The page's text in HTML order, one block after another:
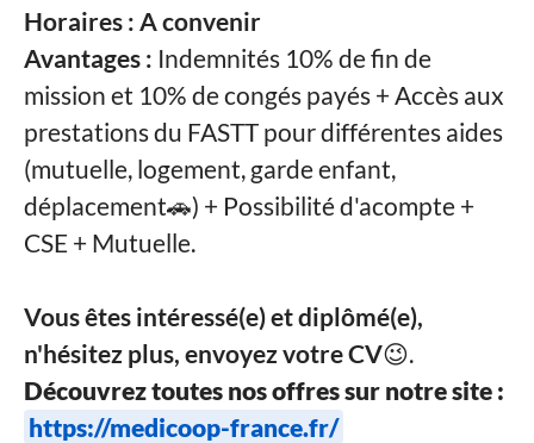
Horaires : A convenir
Avantages : Indemnités 10% de fin de
mission et 10% de congés payés +Accès aux
prestations du FASTT pour différentes aides
(mutuelle, logement, garde enfant,
déplacement🚗) + Possibilité d'acompte +
CSE + Mutuelle.
Vous êtes intéressé(e) et diplômé(e),
n'hésitez plus, envoyez votre CV😉.
Découvrez toutes nos offres sur notre site :
https://medicoop-france.fr/